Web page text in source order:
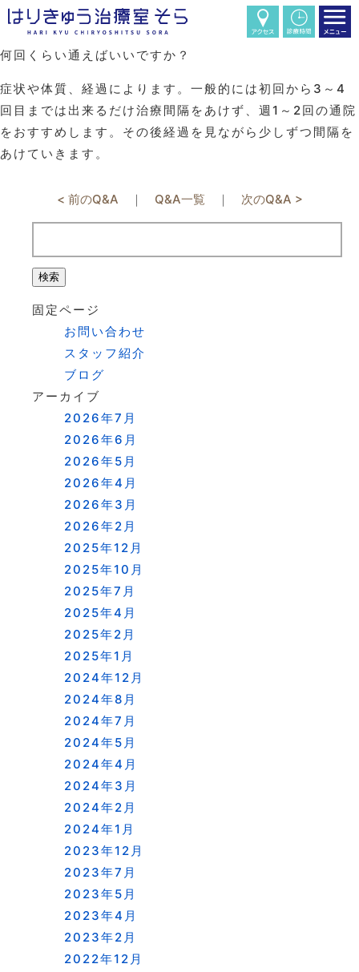
何回くらい通えばいいですか？
症状や体質、経過によります。一般的には初回から3～4
回目までは出来るだけ治療間隔をあけず、週1～2回の通院
をおすすめします。その後経過を見ながら少しずつ間隔を
あけていきます。
< 前のQ&A ｜ Q&A一覧 ｜ 次のQ&A >
索:
固定ページ
お問い合わせ
スタッフ紹介
ブログ
アーカイブ
2026年7月
2026年6月
2026年5月
2026年4月
2026年3月
2026年2月
2025年12月
2025年10月
2025年7月
2025年4月
2025年2月
2025年1月
2024年12月
2024年8月
2024年7月
2024年5月
2024年4月
2024年3月
2024年2月
2024年1月
2023年12月
2023年7月
2023年5月
2023年4月
2023年2月
2022年12月